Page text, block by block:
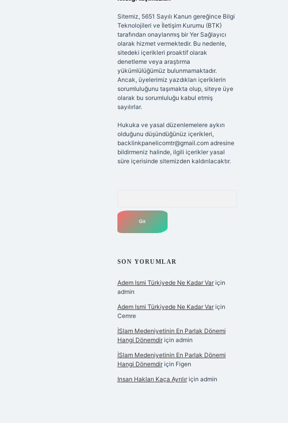
Sitemiz, 5651 Sayılı Kanun gereğince Bilgi
Teknolojileri ve İletişim Kurumu (BTK)
tarafından onaylanmış bir Yer Sağlayıcı
olarak hizmet vermektedir. Bu nedenle,
sitedeki içerikleri proaktif olarak
denetleme veya araştırma
yükümlülüğümüz bulunmamaktadır.
Ancak, üyelerimiz yazdıkları içeriklerin
sorumluluğunu taşımakta olup, siteye üye
olarak bu sorumluluğu kabul etmiş
sayılırlar.
Hukuka ve yasal düzenlemelere aykırı
olduğunu düşündüğünüz içerikleri,
backlinkpanelicomtr@gmail.comadresine
bildirmeniz halinde, ilgili içerikler yasal
süre içerisinde sitemizden kaldırılacaktır.
SON YORUMLAR
Adem Ismi Türkiyede Ne Kadar Variçin
admin
Adem Ismi Türkiyede Ne Kadar Variçin
Cemre
İSlam Medeniyetinin En Parlak Dönemi
Hangi Dönemdiriçin admin
İSlam Medeniyetinin En Parlak Dönemi
Hangi Dönemdiriçin Figen
Insan Hakları Kaça Ayrılıriçin admin